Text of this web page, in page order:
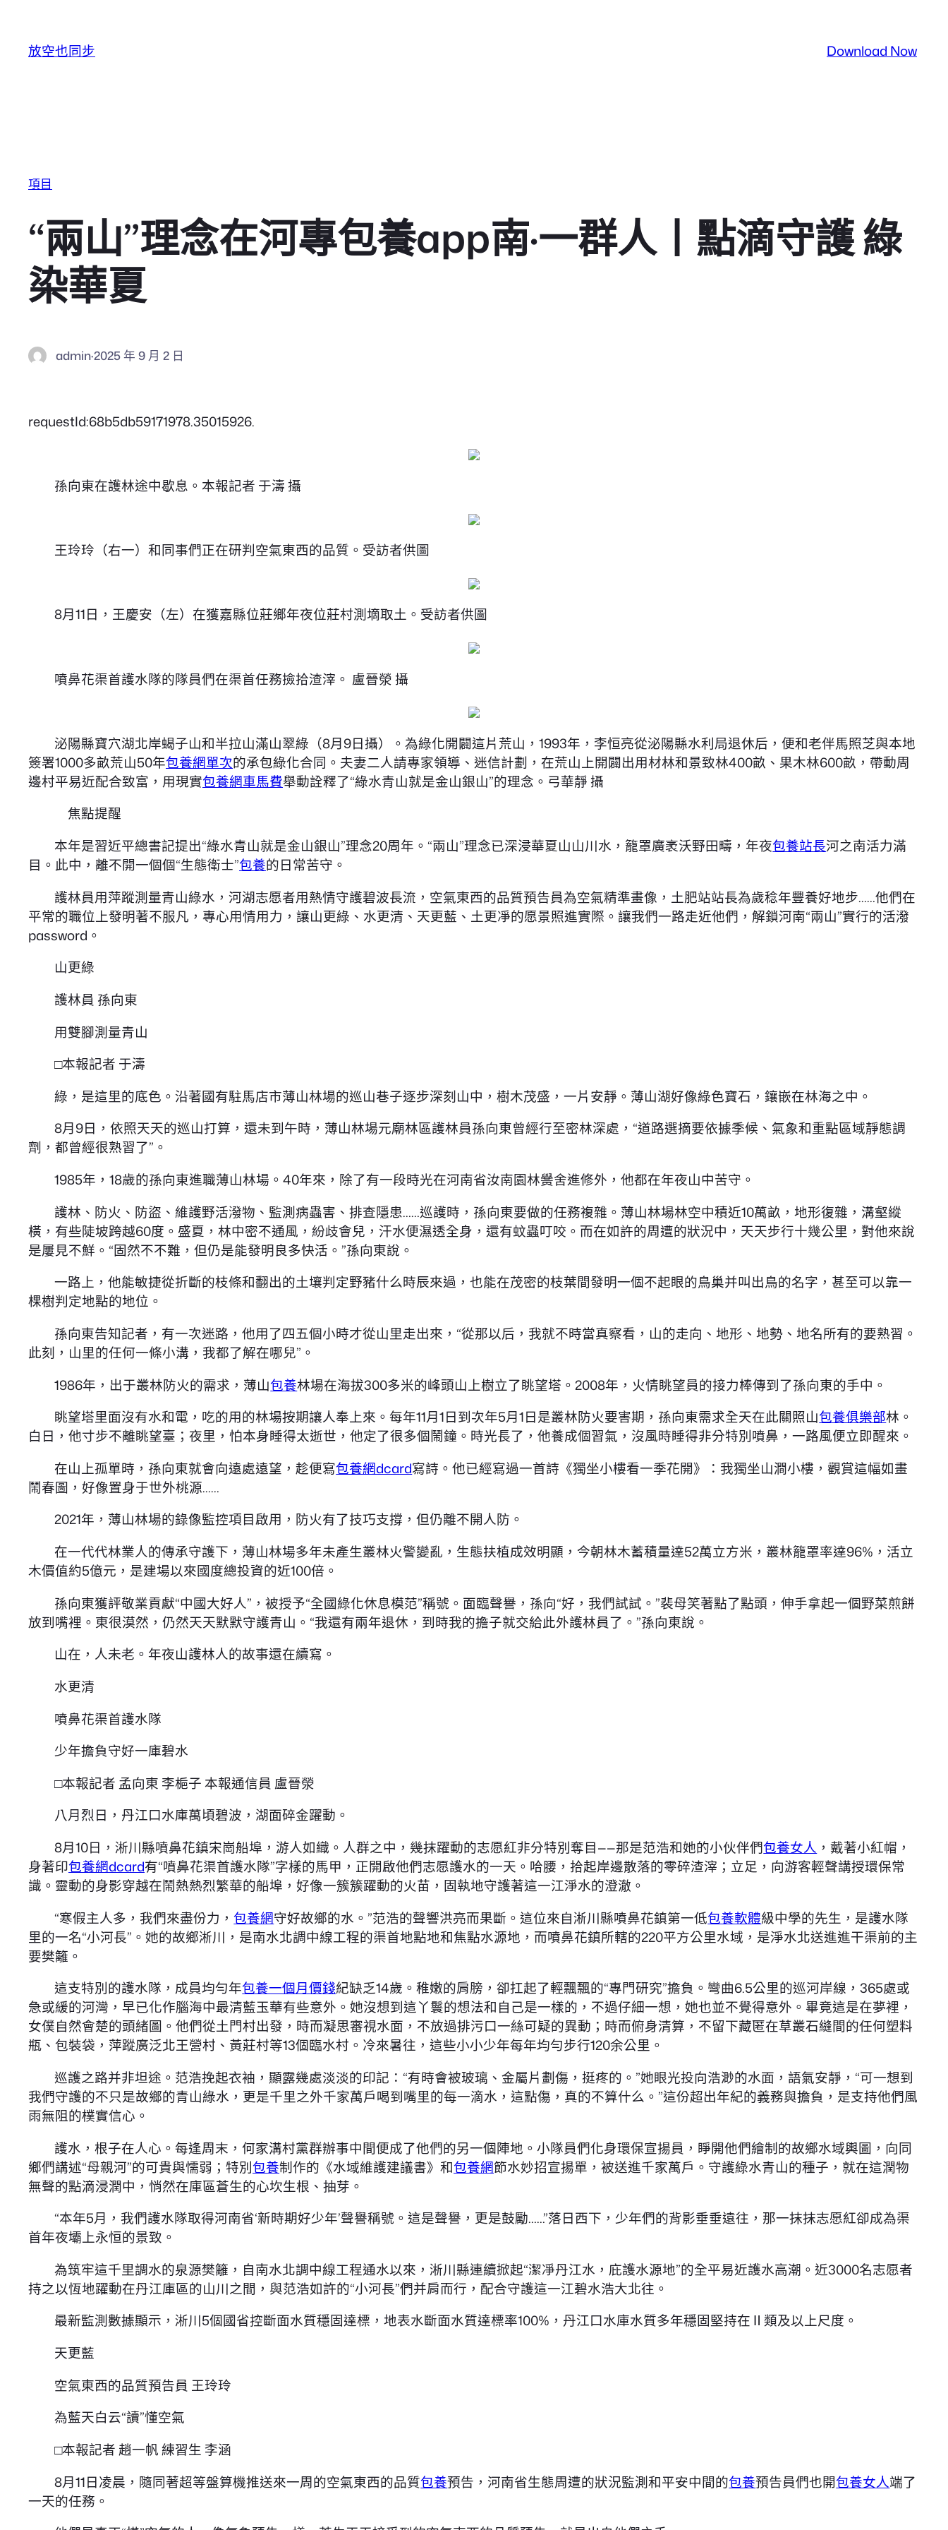
放空也同步 Download Now
項目
“兩山”理念在河專包養app南·一群人丨點滴守護 綠
染華夏
admin·2025 年 9 月 2 日
requestId:68b5db59171978.35015926.
孫向東在護林途中歇息。本報記者 于濤 攝
王玲玲（右一）和同事們正在研判空氣東西的品質。受訪者供圖
8月11日，王慶安（左）在獲嘉縣位莊鄉年夜位莊村測墑取土。受訪者供圖
噴鼻花渠首護水隊的隊員們在渠首任務撿拾渣滓。 盧晉滎 攝
泌陽縣寶穴湖北岸蝎子山和半拉山滿山翠綠（8月9日攝）。為綠化開闢這片荒山，1993年，李恒亮從泌陽縣水利局退休后，便和老伴馬照芝與本地
簽署1000多畝荒山50年包養網單次的承包綠化合同。夫妻二人請專家領導、迷信計劃，在荒山上開闢出用材林和景致林400畝、果木林600畝，帶動周
邊村平易近配合致富，用現實包養網車馬費舉動詮釋了“綠水青山就是金山銀山”的理念。弓華靜 攝
焦點提醒
本年是習近平總書記提出“綠水青山就是金山銀山”理念20周年。“兩山”理念已深浸華夏山山川水，籠罩廣袤沃野田疇，年夜包養站長河之南活力滿
目。此中，離不開一個個“生態衛士”包養的日常苦守。
護林員用萍蹤測量青山綠水，河湖志愿者用熱情守護碧波長流，空氣東西的品質預告員為空氣精準畫像，土肥站站長為歲稔年豐養好地步……他們在
平常的職位上發明著不服凡，專心用情用力，讓山更綠、水更清、天更藍、土更凈的愿景照進實際。讓我們一路走近他們，解鎖河南“兩山”實行的活潑
password。
山更綠
護林員 孫向東
用雙腳測量青山
□本報記者 于濤
綠，是這里的底色。沿著國有駐馬店市薄山林場的巡山巷子逐步深刻山中，樹木茂盛，一片安靜。薄山湖好像綠色寶石，鑲嵌在林海之中。
8月9日，依照天天的巡山打算，還未到午時，薄山林場元廟林區護林員孫向東曾經行至密林深處，“道路選摘要依據季候、氣象和重點區域靜態調
劑，都曾經很熟習了”。
1985年，18歲的孫向東進職薄山林場。40年來，除了有一段時光在河南省汝南園林黌舍進修外，他都在年夜山中苦守。
護林、防火、防盜、維護野活潑物、監測病蟲害、排查隱患……巡護時，孫向東要做的任務複雜。薄山林場林空中積近10萬畝，地形復雜，溝壑縱
橫，有些陡坡跨越60度。盛夏，林中密不通風，紛歧會兒，汗水便濕透全身，還有蚊蟲叮咬。而在如許的周遭的狀況中，天天步行十幾公里，對他來說
是屢見不鮮。“固然不不難，但仍是能發明良多快活。”孫向東說。
一路上，他能敏捷從折斷的枝條和翻出的土壤判定野豬什么時辰來過，也能在茂密的枝葉間發明一個不起眼的鳥巢并叫出鳥的名字，甚至可以靠一
棵樹判定地點的地位。
孫向東告知記者，有一次迷路，他用了四五個小時才從山里走出來，“從那以后，我就不時當真察看，山的走向、地形、地勢、地名所有的要熟習。
此刻，山里的任何一條小溝，我都了解在哪兒”。
1986年，出于叢林防火的需求，薄山包養林場在海拔300多米的峰頭山上樹立了眺望塔。2008年，火情眺望員的接力棒傳到了孫向東的手中。
眺望塔里面沒有水和電，吃的用的林場按期讓人奉上來。每年11月1日到次年5月1日是叢林防火要害期，孫向東需求全天在此關照山包養俱樂部林。
白日，他寸步不離眺望臺；夜里，怕本身睡得太逝世，他定了很多個鬧鐘。時光長了，他養成個習氣，沒風時睡得非分特別噴鼻，一路風便立即醒來。
在山上孤單時，孫向東就會向遠處遠望，趁便寫包養網dcard寫詩。他已經寫過一首詩《獨坐小樓看一季花開》：我獨坐山澗小樓，觀賞這幅如畫
鬧春圖，好像置身于世外桃源……
2021年，薄山林場的錄像監控項目啟用，防火有了技巧支撐，但仍離不開人防。
在一代代林業人的傳承守護下，薄山林場多年未產生叢林火警變亂，生態扶植成效明顯，今朝林木蓄積量達52萬立方米，叢林籠罩率達96%，活立
木價值約5億元，是建場以來國度總投資的近100倍。
孫向東獲評敬業貢獻“中國大好人”，被授予“全國綠化休息模范”稱號。面臨聲譽，孫向“好，我們試試。”裴母笑著點了點頭，伸手拿起一個野菜煎餅
放到嘴裡。東很漠然，仍然天天默默守護青山。“我還有兩年退休，到時我的擔子就交給此外護林員了。”孫向東說。
山在，人未老。年夜山護林人的故事還在續寫。
水更清
噴鼻花渠首護水隊
少年擔負守好一庫碧水
□本報記者 孟向東 李梔子 本報通信員 盧晉滎
八月烈日，丹江口水庫萬頃碧波，湖面碎金躍動。
8月10日，淅川縣噴鼻花鎮宋崗船埠，游人如織。人群之中，幾抹躍動的志愿紅非分特別奪目——那是范浩和她的小伙伴們包養女人 ，戴著小紅帽，
身著印包養網dcard有“噴鼻花渠首護水隊”字樣的馬甲，正開啟他們志愿護水的一天。哈腰，拾起岸邊散落的零碎渣滓；立足，向游客輕聲講授環保常
識。靈動的身影穿越在鬧熱熱烈繁華的船埠，好像一簇簇躍動的火苗，固執地守護著這一江淨水的澄澈。
“寒假主人多，我們來盡份力，包養網守好故鄉的水。”范浩的聲響洪亮而果斷。這位來自淅川縣噴鼻花鎮第一低包養軟體級中學的先生，是護水隊
里的一名“小河長”。她的故鄉淅川，是南水北調中線工程的渠首地點地和焦點水源地，而噴鼻花鎮所轄的220平方公里水域，是淨水北送進進干渠前的主
要樊籬。
這支特別的護水隊，成員均勻年包養一個月價錢紀缺乏14歲。稚嫩的肩膀，卻扛起了輕飄飄的“專門研究”擔負。彎曲6.5公里的巡河岸線，365處或
急或緩的河灣，早已化作腦海中最清藍玉華有些意外。她沒想到這丫鬟的想法和自己是一樣的，不過仔細一想，她也並不覺得意外。畢竟這是在夢裡，
女僕自然會楚的頭緒圖。他們從土門村出發，時而凝思審視水面，不放過排污口一絲可疑的異動；時而俯身清算，不留下藏匿在草叢石縫間的任何塑料
瓶、包裝袋，萍蹤廣泛北王營村、黃莊村等13個臨水村。冷來暑往，這些小小少年每年均勻步行120余公里。
巡護之路并非坦途。范浩挽起衣袖，顯露幾處淡淡的印記：“有時會被玻璃、金屬片劃傷，挺疼的。”她眼光投向浩渺的水面，語氣安靜，“可一想到
我們守護的不只是故鄉的青山綠水，更是千里之外千家萬戶喝到嘴里的每一滴水，這點傷，真的不算什么。”這份超出年紀的義務與擔負，是支持他們風
雨無阻的樸實信心。
護水，根子在人心。每逢周末，何家溝村黨群辦事中間便成了他們的另一個陣地。小隊員們化身環保宣揚員，睜開他們繪制的故鄉水域輿圖，向同
鄉們講述“母親河”的可貴與懦弱；特別包養制作的《水域維護建議書》和包養網節水妙招宣揚單，被送進千家萬戶。守護綠水青山的種子，就在這潤物
無聲的點滴浸潤中，悄然在庫區蒼生的心坎生根、抽芽。
“本年5月，我們護水隊取得河南省‘新時期好少年’聲譽稱號。這是聲譽，更是鼓勵……”落日西下，少年們的背影垂垂遠往，那一抹抹志愿紅卻成為渠
首年夜壩上永恒的景致。
為筑牢這千里調水的泉源樊籬，自南水北調中線工程通水以來，淅川縣連續掀起“潔凈丹江水，庇護水源地”的全平易近護水高潮。近3000名志愿者
持之以恆地躍動在丹江庫區的山川之間，與范浩如許的“小河長”們并肩而行，配合守護這一江碧水浩大北往。
最新監測數據顯示，淅川5個國省控斷面水質穩固達標，地表水斷面水質達標率100%，丹江口水庫水質多年穩固堅持在Ⅱ類及以上尺度。
天更藍
空氣東西的品質預告員 王玲玲
為藍天白云“讀”懂空氣
□本報記者 趙一帆 練習生 李涵
8月11日凌晨，隨同著超等盤算機推送來一周的空氣東西的品質包養預告，河南省生態周遭的狀況監測和平安中間的包養預告員們也開包養女人端了
一天的任務。